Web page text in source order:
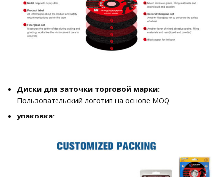
Диски для заточки торговой марки:
Пользовательский логотип на основе MOQ
упаковка: